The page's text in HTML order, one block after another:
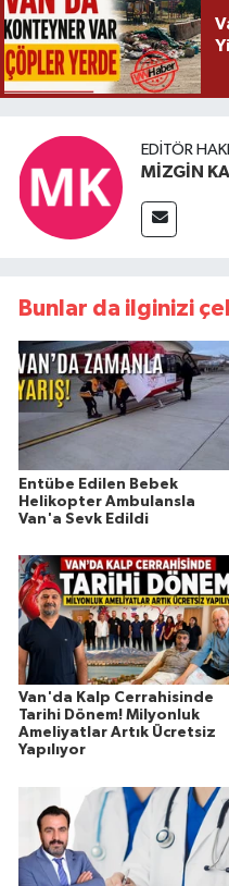
EDITÖR
MİZGİN
Bunlar da ilginizi
Entübe Edilen Bebek
Helikopter Ambulansla
Van'a Sevk Edildi
Van'da Kalp Cerrahisinde
Tarihi Dönem! Milyonluk
Ameliyatlar Artık Ücretsiz
Yapılıyor